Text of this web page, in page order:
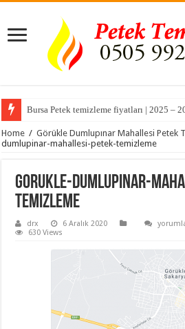
Bursa Petek temizleme fiyatları | 2025 –
Home / Görükle Dumlupınar Mahallesi Petek
dumlupinar-mahallesi-petek-temizleme
gorukle-dumlupinar-
temizleme
drx 6 Aralık 2020
petek-
için
630 Views